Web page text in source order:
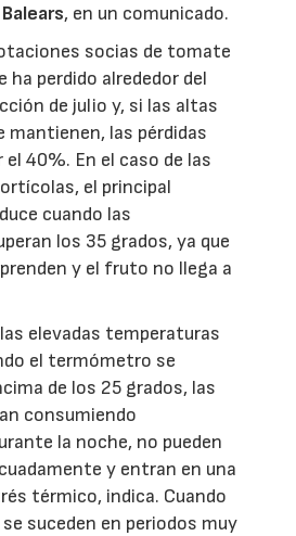
, en un comunicado.
socias de tomate
ha perdido alrededor del
de julio y, si las altas
mantienen, las pérdidas
40%. En el caso de las
el principal
cuando las
los 35 grados, ya que
y el fruto no llega a
elevadas temperaturas
el termómetro se
de los 25 grados, las
consumiendo
la noche, no pueden
y entran en una
térmico, indica. Cuando
suceden en periodos muy